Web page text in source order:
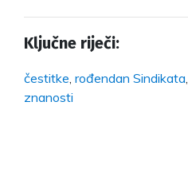
Ključne riječi:
čestitke, rođendan Sindikata,
znanosti